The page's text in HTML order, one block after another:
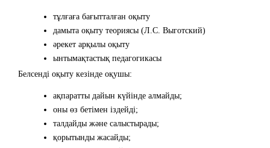
тұлғаға бағытталған оқыту
дамыта оқыту теориясы (Л.С. Выготский)
әрекет арқылы оқыту
ынтымақтастық педагогикасы
Белсенді оқыту кезінде оқушы:
ақпаратты дайын күйінде алмайды;
оны өз бетімен іздейді;
талдайды және салыстырады;
қорытынды жасайды;